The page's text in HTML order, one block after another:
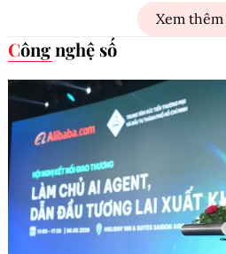
Xem thêm
Công nghệ số